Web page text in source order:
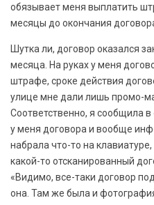
обязывает меня выплатить
месяцы до окончания
Шутка ли, договор оказался
месяца. На руках у меня
штрафе, сроке действия
улице мне дали лишь промо-
Соответственно, я сообщила
у меня договора и вообще
набрала что-то на
какой-то отсканированный
«Видимо, все-таки договор
она. Там же была и